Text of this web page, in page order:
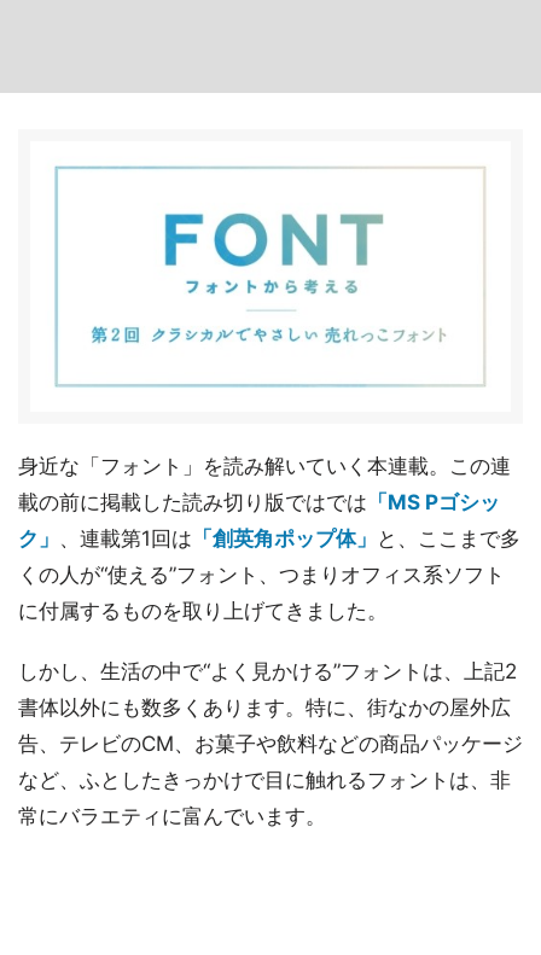
身近な「フォント」を読み解いていく本連載。この連
載の前に掲載した読み切り版ではでは 「MS Pゴシッ
ク」 、連載第1回は 「創英角ポップ体」 と、ここまで多
くの人が“使える”フォント、つまりオフィス系ソフト
に付属するものを取り上げてきました。
しかし、生活の中で“よく見かける”フォントは、上記2
書体以外にも数多くあります。特に、街なかの屋外広
告、テレビのCM、お菓子や飲料などの商品パッケージ
など、ふとしたきっかけで目に触れるフォントは、非
常にバラエティに富んでいます。